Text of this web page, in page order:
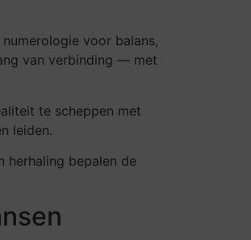
voor balans,
van verbinding — met
te scheppen met
leiden.
herhaling bepalen de